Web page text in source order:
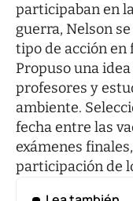
participaban en
guerra, Nelson
tipo de acción en
Propuso una
profesores y
ambiente.
fecha entre las
exámenes
participación de